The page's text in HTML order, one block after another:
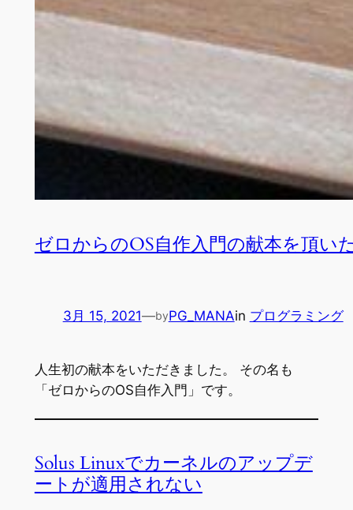
ゼロからのOS自作入門の献本を頂い
3月 15, 2021—byPG_MANAin プログラミング
人生初の献本をいただきました。 その名も
「ゼロからのOS自作入門」です。
Solus Linuxでカーネルのアップデ
ートが適用されない